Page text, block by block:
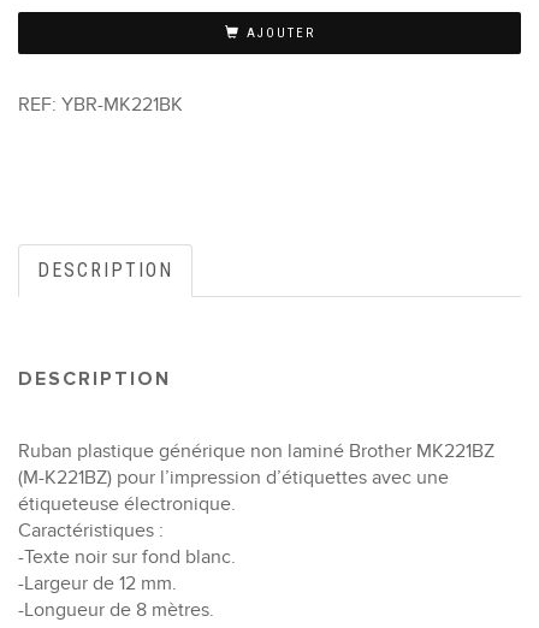
AJOUTER
REF: YBR-MK221BK
DESCRIPTION
DESCRIPTION
Ruban plastique générique non laminé Brother MK221BZ
(M-K221BZ) pour l’impression d’étiquettes avec une
étiqueteuse électronique.
Caractéristiques :
-Texte noir sur fond blanc.
-Largeur de 12 mm.
-Longueur de 8 mètres.